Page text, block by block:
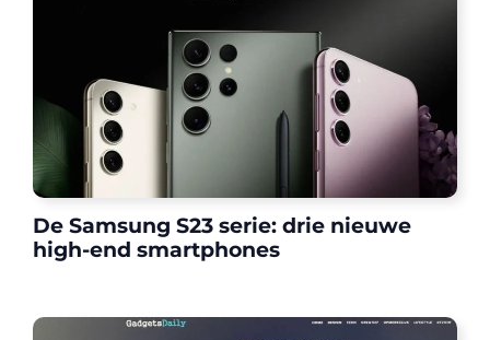
De Samsung S23 serie: drie nieuwe
high-end smartphones